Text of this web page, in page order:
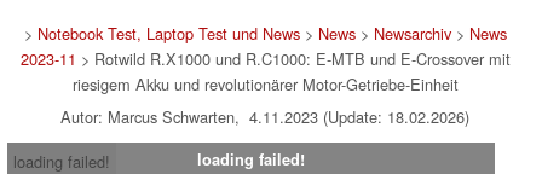
> Notebook Test, Laptop Test und News> News> Newsarchiv> News
2023-11 > Rotwild R.X1000 und R.C1000: E-MTB und E-Crossover mit
riesigem Akku und revolutionärer Motor-Getriebe-Einheit
Autor: Marcus Schwarten, 4.11.2023 (Update: 18.02.2026)
loading failed!
loading failed!